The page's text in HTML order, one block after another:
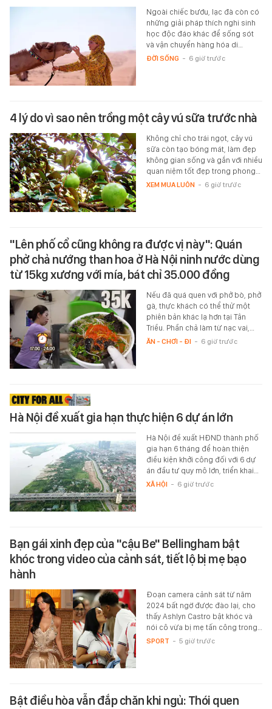
Ngoài chiếc bướu, lạc đà còn có
những giải pháp thích nghi sinh
học độc đáo khác để sống sót
và vận chuyển hàng hóa di…
ĐỜI SỐNG - 6 giờ trước
4 lý do vì sao nên trồng một cây vú sữa trước nhà
Không chỉ cho trái ngọt, cây vú
sữa còn tạo bóng mát, làm đẹp
không gian sống và gắn với nhiều
quan niệm tốt đẹp trong phong…
XEM MUA LUÔN - 6 giờ trước
"Lên phố cổ cũng không ra được vị này": Quán
phở chả nướng than hoa ở Hà Nội ninh nước dùng
từ 15kg xương với mía, bát chỉ 35.000 đồng
Nếu đã quá quen với phở bò, phở
gà, thực khách có thể thử một
phiên bản khác lạ hơn tại Tân
Triều. Phần chả làm từ nạc vai,…
ĂN - CHƠI - ĐI - 6 giờ trước
Hà Nội đề xuất gia hạn thực hiện 6 dự án lớn
Hà Nội đề xuất HĐND thành phố
gia hạn 6 tháng để hoàn thiện
điều kiện khởi công đối với 6 dự
án đầu tư quy mô lớn, triển khai…
XÃ HỘI - 6 giờ trước
Bạn gái xinh đẹp của "cậu Be" Bellingham bật
khóc trong video của cảnh sát, tiết lộ bị mẹ bạo
hành
Đoạn camera cảnh sát từ năm
2024 bất ngờ được đào lại, cho
thấy Ashlyn Castro bật khóc và
nói cô vừa bị mẹ tấn công trong…
SPORT - 5 giờ trước
Bật điều hòa vẫn đắp chăn khi ngủ: Thói quen